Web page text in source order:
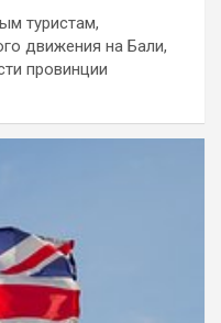
туристам,
движения на Бали,
провинции